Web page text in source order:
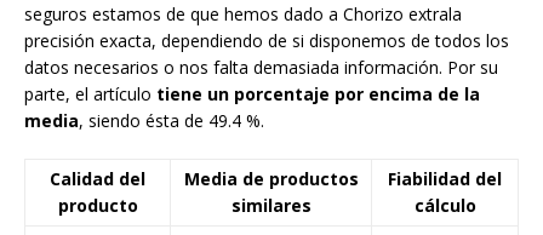
seguros estamos de que hemos dado a Chorizo extrala
precisión exacta, dependiendo de si disponemos de todos los
datos necesarios o nos falta demasiada información. Por su
parte, el artículo tiene un porcentaje por encima de la
media, siendo ésta de 49.4 %.
Calidad del
producto
Media de productos
similares
Fiabilidad del
cálculo